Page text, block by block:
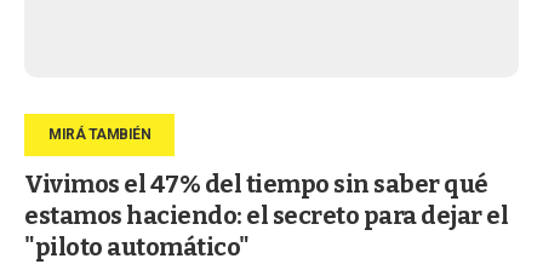
Vivimos el 47% del tiempo sin saber qué
estamos haciendo: el secreto para dejar el
"piloto automático"